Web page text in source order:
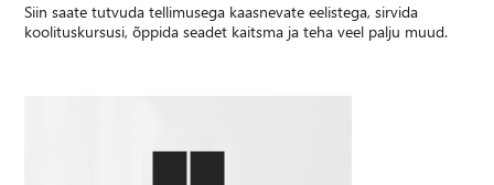
Siin saate tutvuda tellimusega kaasnevate eelistega, sirvida
koolituskursusi, õppida seadet kaitsma ja teha veel palju muud.